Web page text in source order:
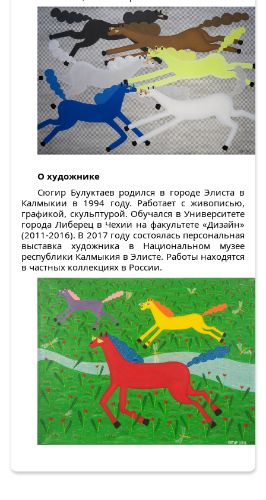
О художнике
Сюгир Булуктаев родился в городе Элиста в
Калмыкии в 1994 году. Работает с живописью,
графикой, скульптурой. Обучался в Университете
города Либерец в Чехии на факультете «Дизайн»
(2011-2016). В 2017 году состоялась персональная
выставка художника в Национальном музее
республики Калмыкия в Элисте. Работы находятся
в частных коллекциях в России.